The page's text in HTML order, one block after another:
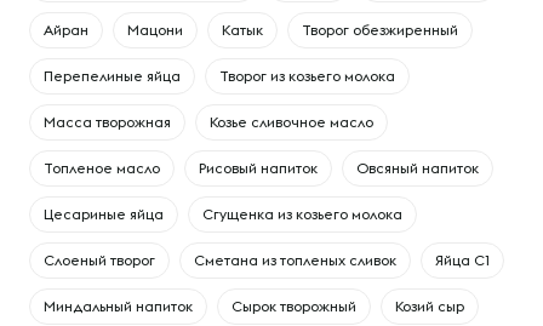
Айран Мацони Катык Творог обезжиренный
Перепелиные яйца Творог из козьего молока
Масса творожная Козье сливочное масло
Топленое масло Рисовый напиток Овсяный напиток
Цесариные яйца Сгущенка из козьего молока
Слоеный творог Сметана из топленых сливок Яйца С1
Миндальный напиток Сырок творожный Козий сыр